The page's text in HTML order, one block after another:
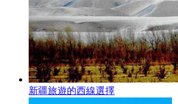
新疆旅遊的西線選擇